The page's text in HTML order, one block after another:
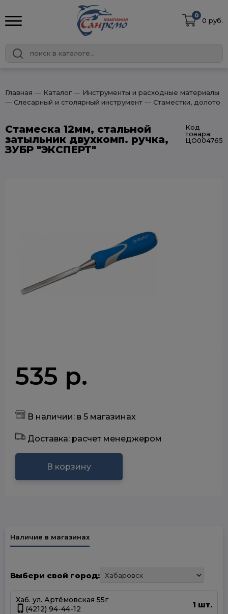
0
0 руб.
Главная ― Каталог ― Инструменты и расходные материалы
― Слесарный и столярный инструмент ― Стаместки, долото
Стамеска 12мм, стальной
затыльник двухкомп. ручка,
ЗУБР "ЭКСПЕРТ"
Код
товара:
ЦО004765
535 р.
В наличии: в 5 магазинах
Доставка: расчет менеджером
В корзину
Наличие в магазинах
Выбери свой город:
Хаб. ул. Артёмовская 55г
(4212) 94-44-12
1 шт.